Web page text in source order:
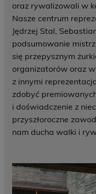
oraz rywalizowali w
Nasze centrum
Jędrzej Stal,
podsumowanie
się przepysznym
organizatorów oraz
z innymi
zdobyć
i doświadczenie z
przyszłoroczne
nam ducha walki i